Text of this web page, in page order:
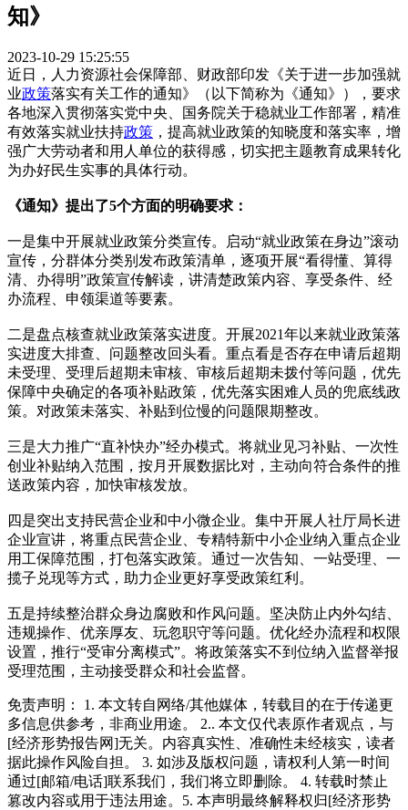
知》
2023-10-29 15:25:55
近日，人力资源社会保障部、财政部印发《关于进一步加强就
业政策落实有关工作的通知》（以下简称为《通知》），要求
各地深入贯彻落实党中央、国务院关于稳就业工作部署，精准
有效落实就业扶持政策 ，提高就业政策的知晓度和落实率，增
强广大劳动者和用人单位的获得感，切实把主题教育成果转化
为办好民生实事的具体行动。
《通知》提出了5个方面的明确要求：
一是集中开展就业政策分类宣传。启动“就业政策在身边”滚动
宣传，分群体分类别发布政策清单，逐项开展“看得懂、算得
清、办得明”政策宣传解读，讲清楚政策内容、享受条件、经
办流程、申领渠道等要素。
二是盘点核查就业政策落实进度。开展2021年以来就业政策落
实进度大排查、问题整改回头看。重点看是否存在申请后超期
未受理、受理后超期未审核、审核后超期未拨付等问题，优先
保障中央确定的各项补贴政策，优先落实困难人员的兜底线政
策。对政策未落实、补贴到位慢的问题限期整改。
三是大力推广“直补快办”经办模式。将就业见习补贴、一次性
创业补贴纳入范围，按月开展数据比对，主动向符合条件的推
送政策内容，加快审核发放。
四是突出支持民营企业和中小微企业。集中开展人社厅局长进
企业宣讲，将重点民营企业、专精特新中小企业纳入重点企业
用工保障范围，打包落实政策。通过一次告知、一站受理、一
揽子兑现等方式，助力企业更好享受政策红利。
五是持续整治群众身边腐败和作风问题。坚决防止内外勾结、
违规操作、优亲厚友、玩忽职守等问题。优化经办流程和权限
设置，推行“受审分离模式”。将政策落实不到位纳入监督举报
受理范围，主动接受群众和社会监督。
免责声明： 1. 本文转自网络/其他媒体，转载目的在于传递更
多信息供参考，非商业用途。 2.. 本文仅代表原作者观点，与
[经济形势报告网]无关。内容真实性、准确性未经核实，读者
据此操作风险自担。 3. 如涉及版权问题，请权利人第一时间
通过[邮箱/电话]联系我们，我们将立即删除。 4. 转载时禁止
篡改内容或用于违法用途。5. 本声明最终解释权归[经济形势